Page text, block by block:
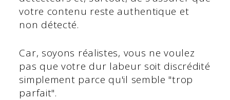
votre contenu reste authentique et
non détecté.
Car, soyons réalistes, vous ne voulez
pas que votre dur labeur soit discrédité
simplement parce qu'il semble "trop
parfait".